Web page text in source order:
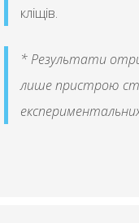
кліщів.
* Результати
лише пристрою